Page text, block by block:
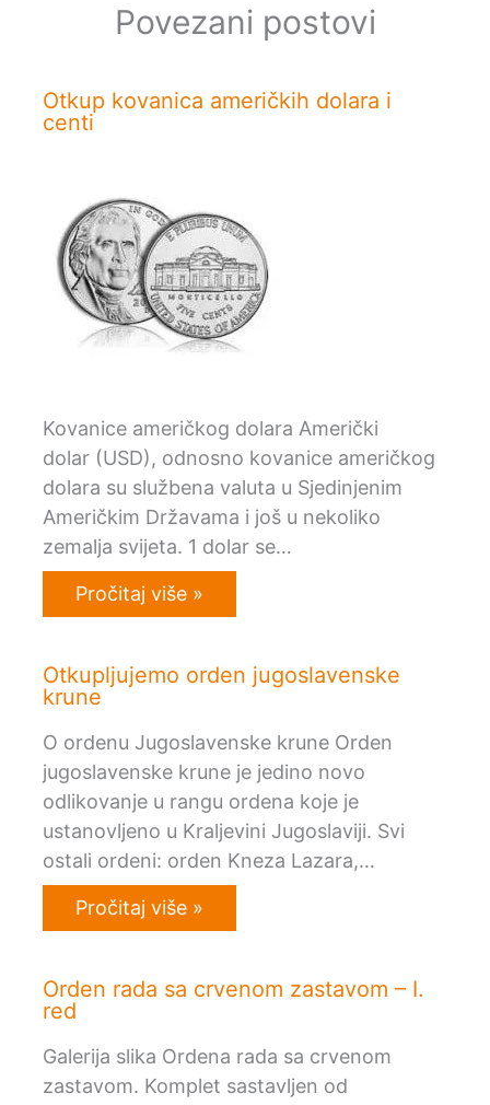
Povezani postovi
Otkup kovanica američkih dolara i
centi
Kovanice američkog dolara Američki
dolar (USD), odnosno kovanice američkog
dolara su službena valuta u Sjedinjenim
Američkim Državama i još u nekoliko
zemalja svijeta. 1 dolar se…
Pročitaj više »
Otkupljujemo orden jugoslavenske
krune
O ordenu Jugoslavenske krune Orden
jugoslavenske krune je jedino novo
odlikovanje u rangu ordena koje je
ustanovljeno u Kraljevini Jugoslaviji. Svi
ostali ordeni: orden Kneza Lazara,…
Pročitaj više »
Orden rada sa crvenom zastavom – I.
red
Galerija slika Ordena rada sa crvenom
zastavom. Komplet sastavljen od